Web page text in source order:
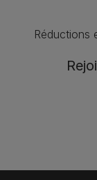
Réductions